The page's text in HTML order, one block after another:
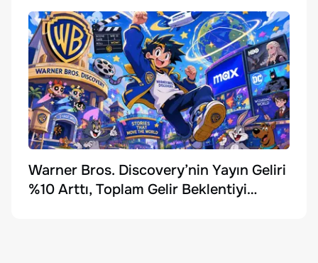
Warner Bros. Discovery’nin Yayın Geliri
%10 Arttı, Toplam Gelir Beklentiyi